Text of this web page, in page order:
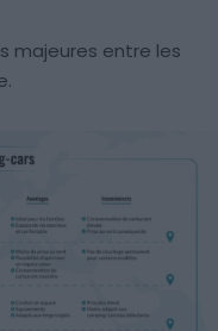
majeures entre les